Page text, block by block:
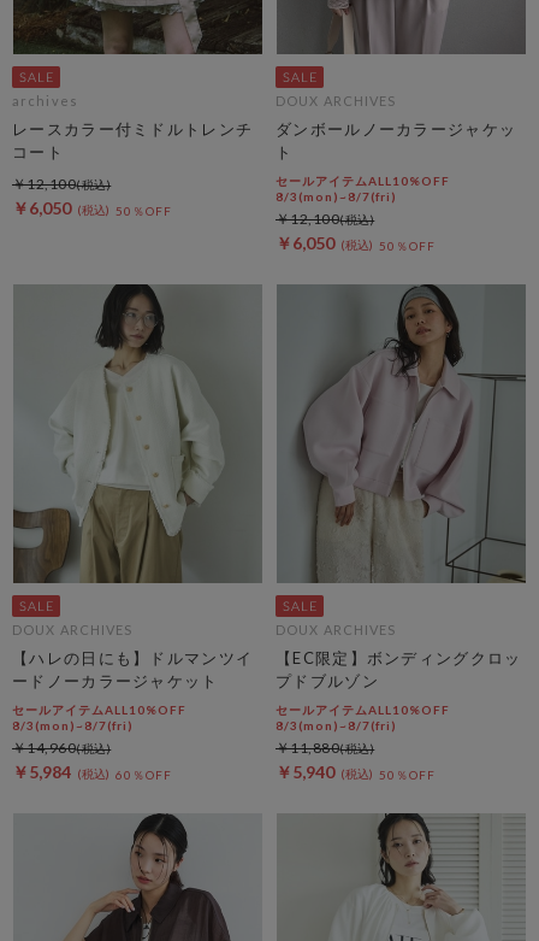
archives
レースカラー付ミドルトレンチ
コート
￥6,050 50％OFF
￥12,100
DOUX ARCHIVES
ダンボールノーカラージャケッ
ト
セールアイテムALL10%OFF
8/3(mon)~8/7(fri)
￥6,050 50％OFF
￥12,100
DOUX ARCHIVES
【ハレの日にも】ドルマンツイ
ードノーカラージャケット
セールアイテムALL10%OFF
8/3(mon)~8/7(fri)
￥5,984 60％OFF
￥14,960
DOUX ARCHIVES
【EC限定】ボンディングクロッ
プドブルゾン
セールアイテムALL10%OFF
8/3(mon)~8/7(fri)
￥5,940 50％OFF
￥11,880